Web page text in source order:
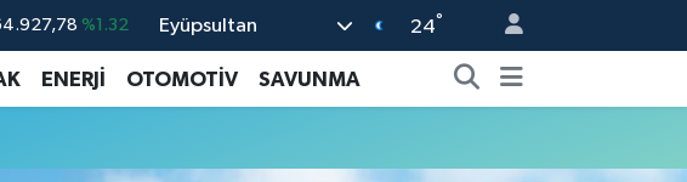
%1.32
47,5894 %0.08
%-0.02
Eyüpsultan 24°
ENERJİ OTOMOTİV SAVUNMA